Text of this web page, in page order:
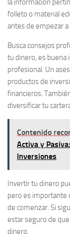
la información
folleto o material
antes de empezar
Busca consejos
tu dinero, es buena
profesional. Un
productos de
financieros.
diversificar tu
Contenido
Activa y
Inversiones
Invertir tu dinero
pero es importante
de comenzar. Si
estar seguro de
dinero.